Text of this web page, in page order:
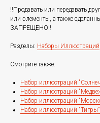
‼️Продавать или передавать
или элементы, а также
ЗАПРЕЩЕНО‼️
Разделы: Наборы Иллюстраций
Смотрите также:
Набор иллюстраций
Набор иллюстраций
Набор иллюстраций
Набор иллюстраций "Тигры"